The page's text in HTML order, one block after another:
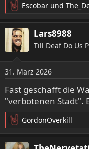
R
e
a
k
n
e
n
:
Escobar und
Lars8988
Till Deaf Do Us
31. März 2026
Fast geschafft die
"verbotenen Stadt".
R
e
a
GordonOverkill